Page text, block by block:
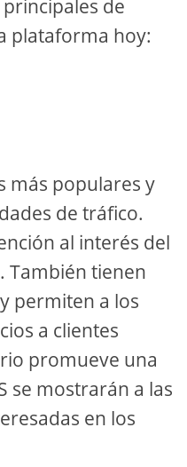
de
plataforma hoy:
más populares y
de tráfico.
al interés del
También tienen
permiten a los
a clientes
promueve una
se mostrarán a las
en los